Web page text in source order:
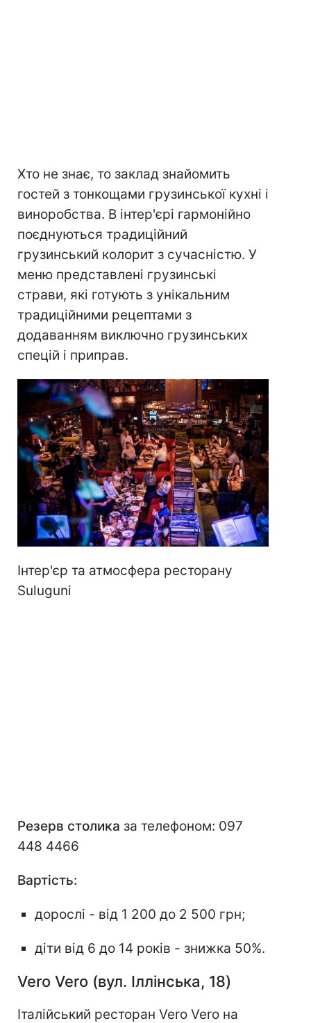
Хто не знає, то заклад знайомить
гостей з тонкощами грузинської кухні і
виноробства. В інтер'єрі гармонійно
поєднуються традиційний
грузинський колорит з сучасністю. У
меню представлені грузинські
страви, які готують з унікальним
традиційними рецептами з
додаванням виключно грузинських
спецій і приправ.
Інтер'єр та атмосфера ресторану
Suluguni
Резерв столика за телефоном: 097
448 4466
Вартість:
дорослі - від 1 200 до 2 500 грн;
діти від 6 до 14 років - знижка 50%.
Vero Vero (вул. Іллінська, 18)
Італійський ресторан Vero Vero на